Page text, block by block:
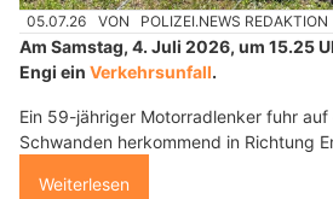
05.07.26 VON POLIZEI.NEWS REDAKTION
Am Samstag, 4. Juli 2026, um 15.25
Engi ein Verkehrsunfall.
Ein 59-jähriger Motorradlenker fuhr
Schwanden herkommend in Richtung
Weiterlesen